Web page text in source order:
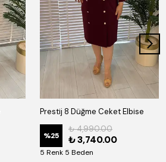
Prestij 8 Düğme Ceket Elbise
%25
₺ 4,990.00
₺ 3,740.00
5 Renk 5 Beden